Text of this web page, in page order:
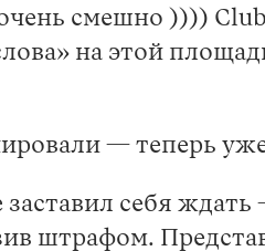
смешно ))))
на этой
— теперь
себя
штрафом.